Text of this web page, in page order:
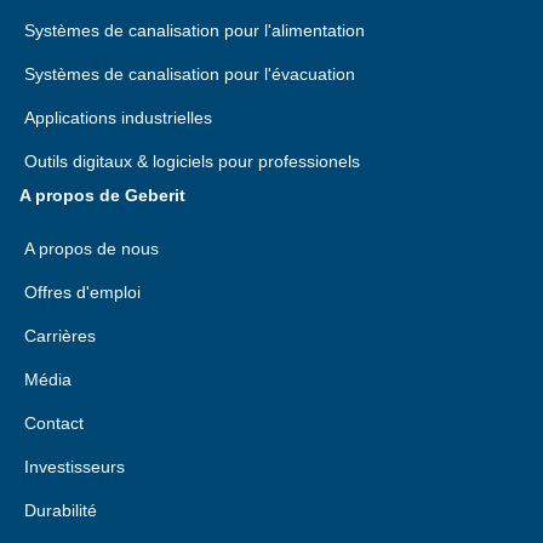
enfreint la législation en vigueur en matière de
protection des données.
Systèmes de canalisation pour l'alimentation
Systèmes de canalisation pour l'évacuation
Applications industrielles
Outils digitaux & logiciels pour professionels
A propos de Geberit
A propos de nous
Offres d'emploi
Carrières
Média
Contact
Investisseurs
Durabilité